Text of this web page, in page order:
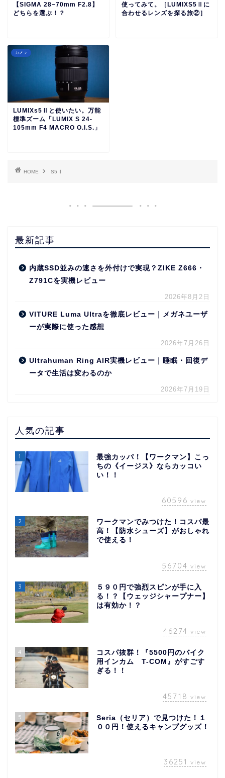
【SIGMA 28−70mm F2.8】
どちらを選ぶ！？
使ってみて。［LUMIXS5Ⅱに
合わせるレンズを探る旅②］
カメラ
LUMIXs5Ⅱと使いたい。万能
標準ズーム「LUMIX S 24-
105mm F4 MACRO O.I.S.」
HOME S5Ⅱ
最新記事
内蔵SSD並みの速さを外付けで実現？ZIKE Z666・
Z791Cを実機レビュー
2026年8月2日
VITURE Luma Ultraを徹底レビュー｜メガネユーザ
ーが実際に使った感想
2026年7月26日
Ultrahuman Ring AIR実機レビュー｜睡眠・回復デ
ータで生活は変わるのか
2026年7月19日
人気の記事
1
最強カッパ！【ワークマン】こっ
ちの《イージス》ならカッコい
い！！
60596 view
2
ワークマンでみつけた！コスパ最
高！【防水シューズ】がおしゃれ
で使える！
56704 view
3
５９０円で強烈スピンが手に入
る！？【ウェッジシャープナー】
は有効か！？
46274 view
4
コスパ抜群！『5500円のバイク
用インカム T-COM』がすごす
ぎる！！
45718 view
5
Seria（セリア）で見つけた！１
００円！使えるキャンプグッズ！
36251 view